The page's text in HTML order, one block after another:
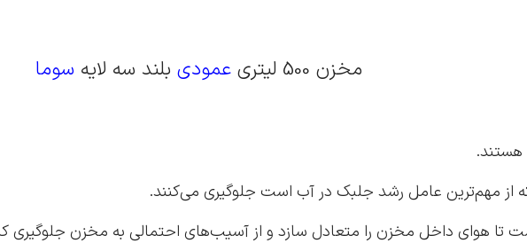
مخزن 500 لیتری
عمودی بلند سه لایه سوما
از مهم‌ترین عامل رشد جلبک در آب است جلوگیری می‌کنند.
هوای داخل مخزن را متعادل سازد و از آسیب‌های احتمالی به مخزن جلوگیری